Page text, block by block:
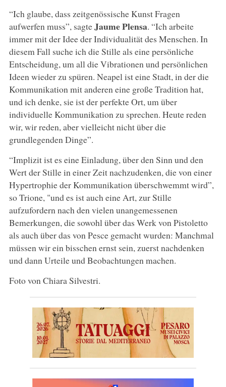
“Ich glaube, dass zeitgenössische Kunst Fragen
aufwerfen muss”, sagteJaume Plensa. “Ich arbeite
immer mit der Idee der Individualität des Menschen. In
diesem Fall suche ich die Stille als eine persönliche
Entscheidung, um all die Vibrationen und persönlichen
Ideen wieder zu spüren. Neapel ist eine Stadt, in der die
Kommunikation mit anderen eine große Tradition hat,
und ich denke, sie ist der perfekte Ort, um über
individuelle Kommunikation zu sprechen. Heute reden
wir, wir reden, aber vielleicht nicht über die
grundlegenden Dinge”.
“Implizit ist es eine Einladung, über den Sinn und den
Wert der Stille in einer Zeit nachzudenken, die von einer
Hypertrophie der Kommunikation überschwemmt wird”,
so Trione, "und es ist auch eine Art, zur Stille
aufzufordern nach den vielen unangemessenen
Bemerkungen, die sowohl über das Werk von Pistoletto
als auch über das von Pesce gemacht wurden: Manchmal
müssen wir ein bisschen ernst sein, zuerst nachdenken
und dann Urteile und Beobachtungen machen.
Foto von Chiara Silvestri.